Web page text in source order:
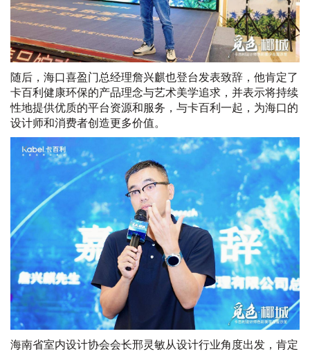
随后，海口喜盈门总经理詹兴麒也登台发表致辞，他肯定了
卡百利健康环保的产品理念与艺术美学追求，并表示将持续
性地提供优质的平台资源和服务，与卡百利一起，为海口的
设计师和消费者创造更多价值。
海南省室内设计协会会长邢灵敏从设计行业角度出发，肯定